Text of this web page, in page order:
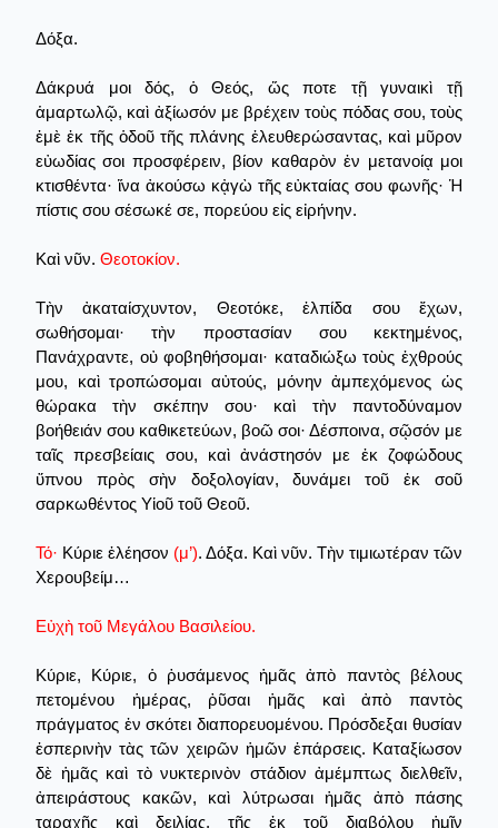
Δόξα.
Δάκρυά μοι δός, ὁ Θεός, ὥς ποτε τῇ γυναικὶ τῇ
ἁμαρτωλῷ, καὶ ἀξίωσόν με βρέχειν τοὺς πόδας σου, τοὺς
ἐμὲ ἐκ τῆς ὁδοῦ τῆς πλάνης ἐλευθερώσαντας, καὶ μῦρον
εὐωδίας σοι προσφέρειν, βίον καθαρὸν ἐν μετανοίᾳ μοι
κτισθέντα· ἵνα ἀκούσω κᾀγὼ τῆς εὐκταίας σου φωνῆς· Ἡ
πίστις σου σέσωκέ σε, πορεύου εἰς εἰρήνην.
Καὶ νῦν. Θεοτοκίον.
Τὴν ἀκαταίσχυντον, Θεοτόκε, ἐλπίδα σου ἔχων,
σωθήσομαι· τὴν προστασίαν σου κεκτημένος,
Πανάχραντε, οὐ φοβηθήσομαι· καταδιώξω τοὺς ἐχθρούς
μου, καὶ τροπώσομαι αὐτούς, μόνην ἀμπεχόμενος ὡς
θώρακα τὴν σκέπην σου· καὶ τὴν παντοδύναμον
βοήθειάν σου καθικετεύων, βοῶ σοι· Δέσποινα, σῷσόν με
ταῖς πρεσβείαις σου, καὶ ἀνάστησόν με ἐκ ζοφώδους
ὕπνου πρὸς σὴν δοξολογίαν, δυνάμει τοῦ ἐκ σοῦ
σαρκωθέντος Υἱοῦ τοῦ Θεοῦ.
Τό· Κύριε ἐλέησον (μ’). Δόξα. Καὶ νῦν. Τὴν τιμιωτέραν τῶν
Χερουβείμ…
Εὐχὴ τοῦ Μεγάλου Βασιλείου.
Κύριε, Κύριε, ὁ ῥυσάμενος ἡμᾶς ἀπὸ παντὸς βέλους
πετομένου ἡμέρας, ῥῦσαι ἡμᾶς καὶ ἀπὸ παντὸς
πράγματος ἐν σκότει διαπορευομένου. Πρόσδεξαι θυσίαν
ἐσπερινὴν τὰς τῶν χειρῶν ἡμῶν ἐπάρσεις. Καταξίωσον
δὲ ἡμᾶς καὶ τὸ νυκτερινὸν στάδιον ἀμέμπτως διελθεῖν,
ἀπειράστους κακῶν, καὶ λύτρωσαι ἡμᾶς ἀπὸ πάσης
ταραχῆς καὶ δειλίας, τῆς ἐκ τοῦ διαβόλου ἡμῖν